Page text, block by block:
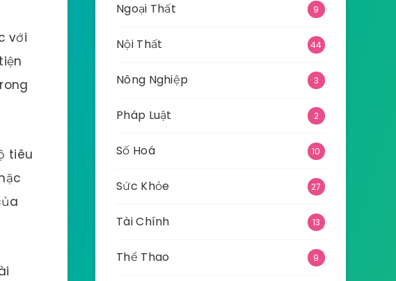
với
tiêu
Ngoại Thất 9
Nội Thất 44
Nông Nghiệp 3
Pháp Luật 2
Số Hoá 10
Sức Khỏe 27
Tài Chính 13
Thể Thao 9